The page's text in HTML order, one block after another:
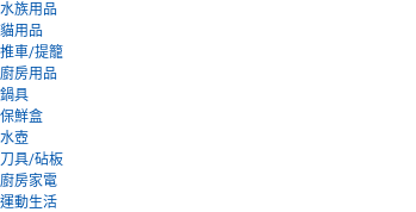
水族用品
貓用品
推車/提籠
廚房用品
鍋具
保鮮盒
水壺
刀具/砧板
廚房家電
運動生活